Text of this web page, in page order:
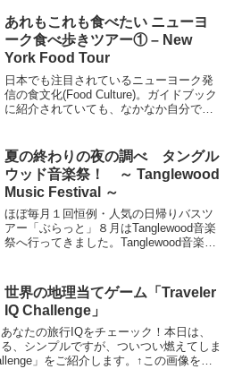
たくさん。そんな、忙しいスケジュール
になりがちなセドナ滞在を...
あれもこれも食べたい ニューヨ
ーク食べ歩きツアー① – New
York Food Tour
日本でも注目されているニューヨーク発
信の食文化(Food Culture)。ガイドブック
に紹介されていても、なかなか自分で足
ューヨーカーに人気なお店も知りた
い！.....
夏の終わりの夜の調べ タングル
ウッド音楽祭！ ～ Tanglewood
Music Festival ～
ほぼ毎月１回恒例・人気の日帰りバスツ
アー「ぶらっと」８月はTanglewood音楽
祭へ行ってきました。Tanglewood音楽祭
いう小さな町で毎年夏に開催されます。
タン...
世界の地理当てゲーム「Traveler
IQ Challenge」
なたの旅行IQをチェーック！本日は、
、シンプルですが、ついつい燃えてしま
」をご紹介します。↑この画像をク